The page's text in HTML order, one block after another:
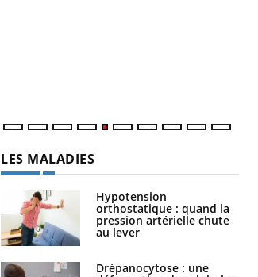
LES MALADIES
Hypotension
orthostatique : quand la
pression artérielle chute
au lever
Drépanocytose : une